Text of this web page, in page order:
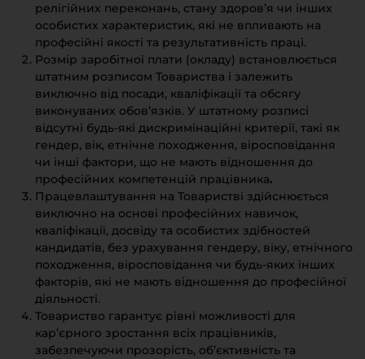
релігійних переконань, стану здоров’я чи інших
особистих характеристик, які не впливають на
професійні якості та результативність праці.
Розмір заробітної плати (окладу) встановлюється
штатним розписом Товариства і залежить
виключно від посади, кваліфікації та обсягу
виконуваних обов’язків. У штатному розписі
відсутні будь-які дискримінаційні критерії, такі як
гендер, вік, етнічне походження, віросповідання
чи інші фактори, що не мають відношення до
професійних компетенцій працівника.
Працевлаштування на Товаристві здійснюється
виключно на основі професійних навичок,
кваліфікації, досвіду та особистих здібностей
кандидатів, без урахування гендеру, віку, етнічного
походження, віросповідання чи будь-яких інших
факторів, які не мають відношення до професійної
діяльності.
Товариство гарантує рівні можливості для
кар’єрного зростання всіх працівників,
забезпечуючи прозорість, об’єктивність та